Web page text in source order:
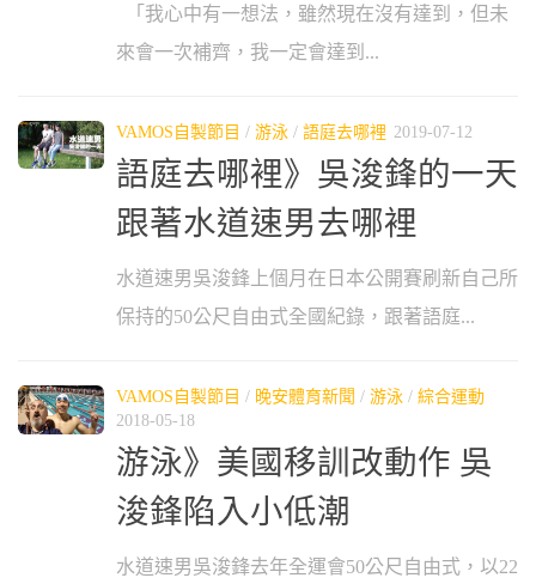
「我心中有一想法，雖然現在沒有達到，但未
來會一次補齊，我一定會達到...
VAMOS自製節目 / 游泳 / 語庭去哪裡 2019-07-12
語庭去哪裡》吳浚鋒的一天
跟著水道速男去哪裡
水道速男吳浚鋒上個月在日本公開賽刷新自己所
保持的50公尺自由式全國紀錄，跟著語庭...
VAMOS自製節目 / 晚安體育新聞 / 游泳 / 綜合運動
2018-05-18
游泳》美國移訓改動作 吳
浚鋒陷入小低潮
水道速男吳浚鋒去年全運會50公尺自由式，以22